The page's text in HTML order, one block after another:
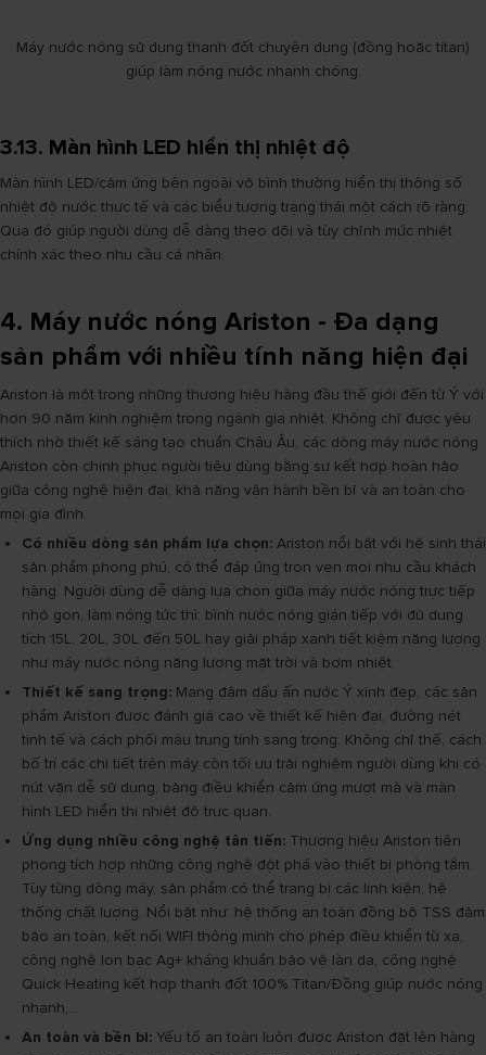
Máy nước nóng sử dụng thanh đốt chuyên dụng (đồng hoặc titan)
giúp làm nóng nước nhanh chóng.
3.13. Màn hình LED hiển thị nhiệt độ
Màn hình LED/cảm ứng bên ngoài vỏ bình thường hiển thị thông số
nhiệt độ nước thực tế và các biểu tượng trạng thái một cách rõ ràng.
Qua đó giúp người dùng dễ dàng theo dõi và tùy chỉnh mức nhiệt
chính xác theo nhu cầu cá nhân.
4. Máy nước nóng Ariston - Đa dạng
sản phẩm với nhiều tính năng hiện đại
Ariston là một trong những thương hiệu hàng đầu thế giới đến từ Ý với
hơn 90 năm kinh nghiệm trong ngành gia nhiệt. Không chỉ được yêu
thích nhờ thiết kế sáng tạo chuẩn Châu Âu, các dòng máy nước nóng
Ariston còn chinh phục người tiêu dùng bằng sự kết hợp hoàn hảo
giữa công nghệ hiện đại, khả năng vận hành bền bỉ và an toàn cho
mọi gia đình.
Có nhiều dòng sản phẩm lựa chọn: Ariston nổi bật với hệ sinh thái
sản phẩm phong phú, có thể đáp ứng trọn vẹn mọi nhu cầu khách
hàng. Người dùng dễ dàng lựa chọn giữa máy nước nóng trực tiếp
nhỏ gọn, làm nóng tức thì; bình nước nóng gián tiếp với đủ dung
tích 15L, 20L, 30L đến 50L hay giải pháp xanh tiết kiệm năng lượng
như máy nước nóng năng lượng mặt trời và bơm nhiệt.
Thiết kế sang trọng: Mang đậm dấu ấn nước Ý xinh đẹp, các sản
phẩm Ariston được đánh giá cao về thiết kế hiện đại, đường nét
tinh tế và cách phối màu trung tính sang trọng. Không chỉ thế, cách
bố trí các chi tiết trên máy còn tối ưu trải nghiệm người dùng khi có
nút vặn dễ sử dụng, bảng điều khiển cảm ứng mượt mà và màn
hình LED hiển thị nhiệt độ trực quan.
Ứng dụng nhiều công nghệ tân tiến: Thương hiệu Ariston tiên
phong tích hợp những công nghệ đột phá vào thiết bị phòng tắm.
Tùy từng dòng máy, sản phẩm có thể trang bị các linh kiện, hệ
thống chất lượng. Nổi bật như: hệ thống an toàn đồng bộ TSS đảm
bảo an toàn, kết nối WIFI thông minh cho phép điều khiển từ xa,
công nghệ Ion bạc Ag+ kháng khuẩn bảo vệ làn da, công nghệ
Quick Heating kết hợp thanh đốt 100% Titan/Đồng giúp nước nóng
nhanh,...
An toàn và bền bỉ: Yếu tố an toàn luôn được Ariston đặt lên hàng